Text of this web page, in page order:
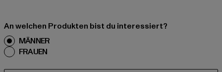
An welchen Produkten bist du interessiert?
MÄNNER
FRAUEN